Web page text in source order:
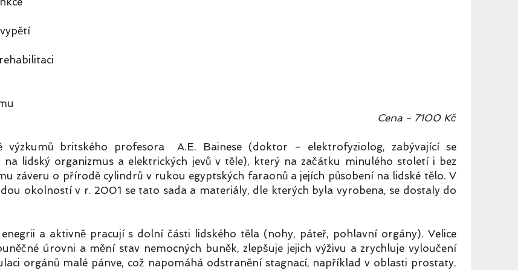
Cena - 7100 Kč
britského profesora A.E. Bainese (doktor – elektrofyziolog, zabývající se
lidský organizmus a elektrických jevů v těle), který na začátku minulého století i bez
záveru o přírodě cylindrů v rukou egyptských faraonů a jejích působení na lidské tělo. V
okolností v r. 2001 se tato sada a materiály, dle kterých byla vyrobena, se dostaly do
a aktivně pracují s dolní části lidského těla (nohy, páteř, pohlavní orgány). Velice
úrovni a mění stav nemocných buněk, zlepšuje jejich výživu a zrychluje vyloučení
orgánů malé pánve, což napomáhá odstranění stagnací, například v oblasti prostaty.